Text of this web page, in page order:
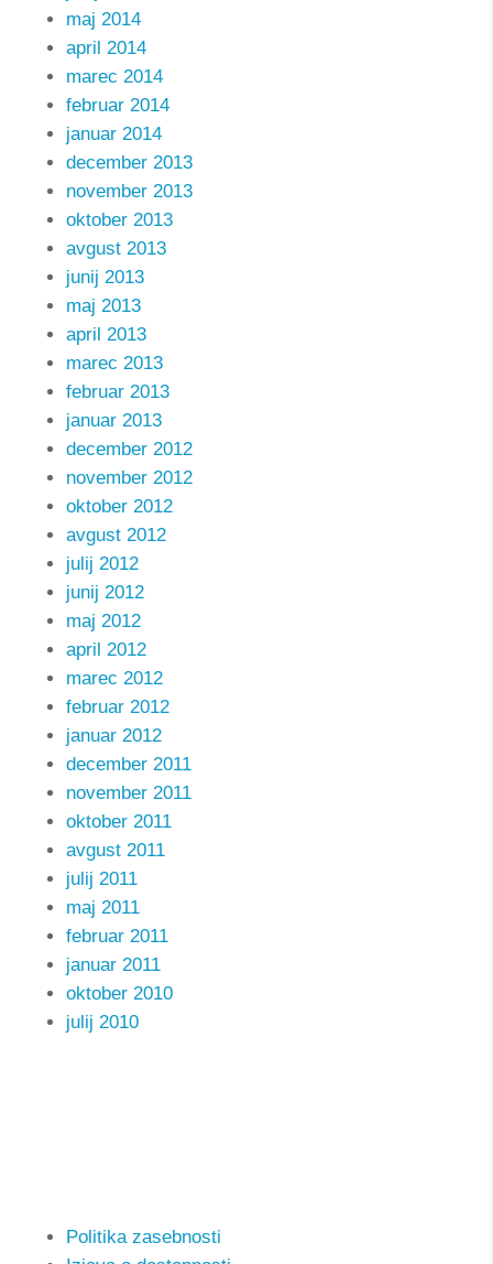
maj 2014
april 2014
marec 2014
februar 2014
januar 2014
december 2013
november 2013
oktober 2013
avgust 2013
junij 2013
maj 2013
april 2013
marec 2013
februar 2013
januar 2013
december 2012
november 2012
oktober 2012
avgust 2012
julij 2012
junij 2012
maj 2012
april 2012
marec 2012
februar 2012
januar 2012
december 2011
november 2011
oktober 2011
avgust 2011
julij 2011
maj 2011
februar 2011
januar 2011
oktober 2010
julij 2010
Politika zasebnosti